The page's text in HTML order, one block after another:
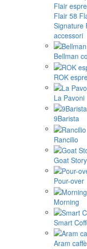
Flair
Flair 58
Signature
accessori
Bellman
ROK
La Pavoni
9Barista
Rancilio
Goat
Pour-over
Morning
Smart
Aram caffè